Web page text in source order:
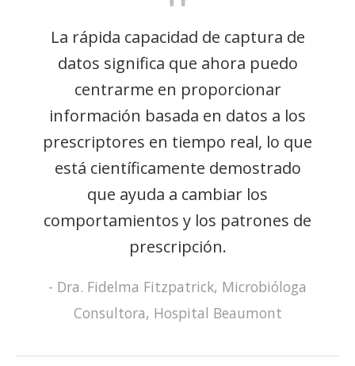
La rápida capacidad de captura de
datos significa que ahora puedo
centrarme en proporcionar
información basada en datos a los
prescriptores en tiempo real, lo que
está científicamente demostrado
que ayuda a cambiar los
comportamientos y los patrones de
prescripción.
- Dra. Fidelma Fitzpatrick, Microbióloga
Consultora, Hospital Beaumont